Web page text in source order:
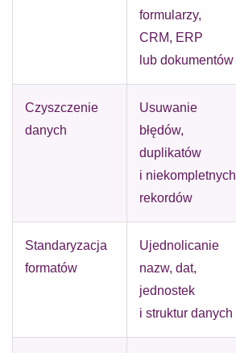
formularzy,
CRM, ERP
lub dokumentów
Czyszczenie
danych
Usuwanie
błędów,
duplikatów
i niekompletnych
rekordów
Standaryzacja
formatów
Ujednolicanie
nazw, dat,
jednostek
i struktur danych